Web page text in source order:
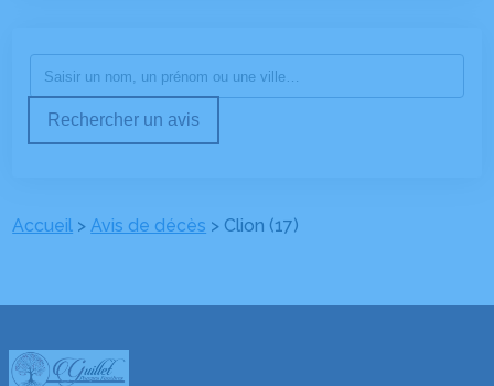
Rechercher un avis
Accueil >Avis de décès > Clion (17)